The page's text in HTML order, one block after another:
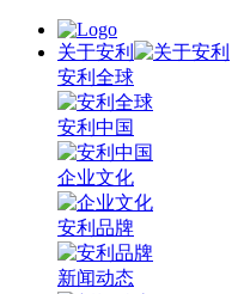
关于安利
安利全球
安利中国
企业文化
安利品牌
新闻动态